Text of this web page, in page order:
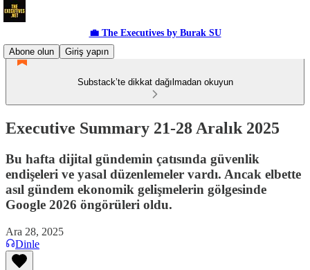
💼 The Executives by Burak SU
Abone olun
Giriş yapın
Substack’te dikkat dağılmadan okuyun
Executive Summary 21-28 Aralık 2025
Bu hafta dijital gündemin çatısında güvenlik
endişeleri ve yasal düzenlemeler vardı. Ancak elbette
asıl gündem ekonomik gelişmelerin gölgesinde
Google 2026 öngörüleri oldu.
Ara 28, 2025
Dinle